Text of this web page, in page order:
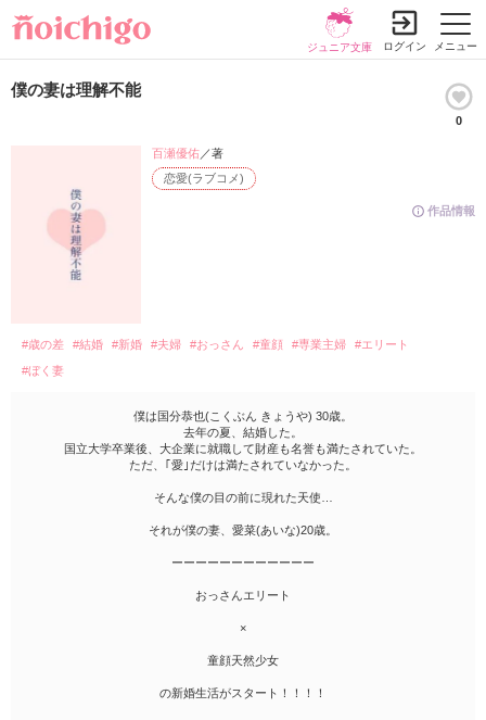
メニュー
ジュニア文庫 ログイン
僕の妻は理解不能
0
作品情報
恋愛(ラブコメ)
百瀬優佑／著
#歳の差 #結婚 #新婚 #夫婦 #おっさん #童顔 #専業主婦
#エリート
#ぼく妻
僕は国分恭也(こくぶん きょうや) 30歳。
去年の夏、結婚した。
国立大学卒業後、大企業に就職して財産も名誉も満たされていた。
ただ、｢愛｣だけは満たされていなかった。
そんな僕の目の前に現れた天使…
それが僕の妻、愛菜(あいな)20歳。
ーーーーーーーーーーーー
おっさんエリート
×
童顔天然少女
の新婚生活がスタート！！！！